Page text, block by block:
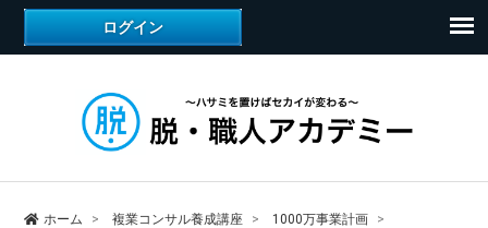
ホーム 複業コンサル養成講座
1000万事業計画